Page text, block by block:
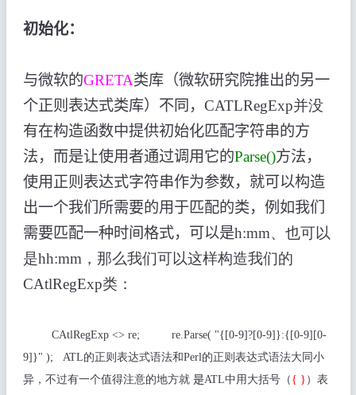
初始化：
与微软的GRETA类库（微软研究院推出的另一
个正则表达式类库）不同， CATLRegExp并没
有在构造函数中提供初始化匹配字符串的方
法，而是让使用者通过调用它的Parse()方法，
使用正则表达式字符串作为参数，就可以构造
出一个我们所需要的用于匹配的类，例如我们
需要匹配一种时间格式，可以是h:mm、也可以
是hh:mm，那么我们可以这样构造我们的
CAtlRegExp类：
CAtlRegExp <> re;
re.Parse( "{[0-9]?[0-9]}:{[0-9][0-
9]}" );
ATL的正则表达式语法和Perl的正则表达式语法大同小
异，不过有一个值得注意的地方就 是ATL中用大括号（ { } ）表